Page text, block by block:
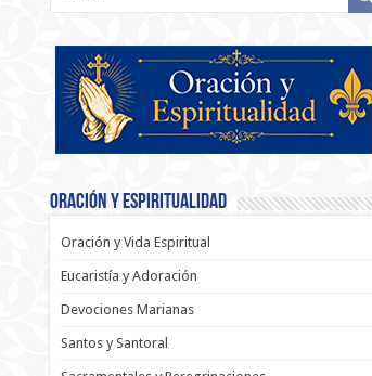
Oración y Espiritualidad
Oración y Vida Espiritual
Eucaristía y Adoración
Devociones Marianas
Santos y Santoral